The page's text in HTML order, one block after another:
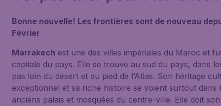
Bonne nouvelle! Les frontières sont de nouveau
Février
Marrakech est une des villes impériales du Maroc et
capitale du pays. Elle se trouve au sud du pays, dans
pas loin du désert et au pied de l’Atlas. Son héritage
exceptionnel et sa riche histoire se voient surtout dans
anciens palais et mosquées du centre-ville. Elle doit